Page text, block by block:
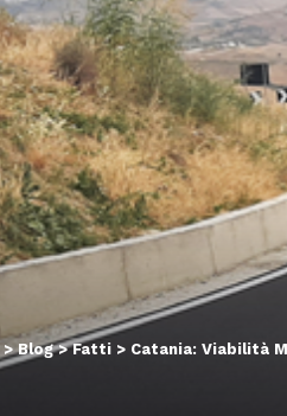
>Blog>Fatti > Catania: Viabilità